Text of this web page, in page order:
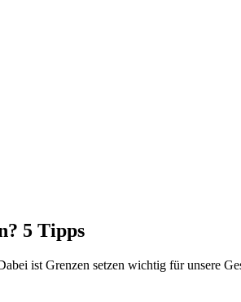
5 Tipps
ist Grenzen setzen wichtig für unsere